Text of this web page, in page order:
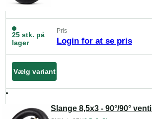
25 stk. på
lager
Pris
Login for at se pris
Vælg variant
Slange 8,5x3 - 90°/90° ventil